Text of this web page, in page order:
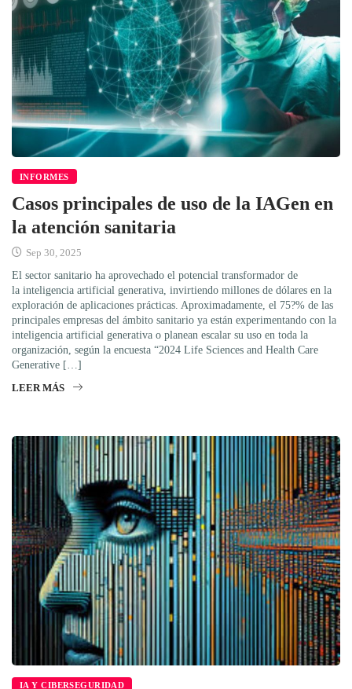
INFORMES
Casos principales de uso de la IAGen en
la atención sanitaria
Sep 30, 2025
El sector sanitario ha aprovechado el potencial transformador de
la inteligencia artificial generativa, invirtiendo millones de dólares en la
exploración de aplicaciones prácticas. Aproximadamente, el 75?% de las
principales empresas del ámbito sanitario ya están experimentando con la
inteligencia artificial generativa o planean escalar su uso en toda la
organización, según la encuesta “2024 Life Sciences and Health Care
Generative […]
LEER MÁS
IA Y CIBERSEGURIDAD